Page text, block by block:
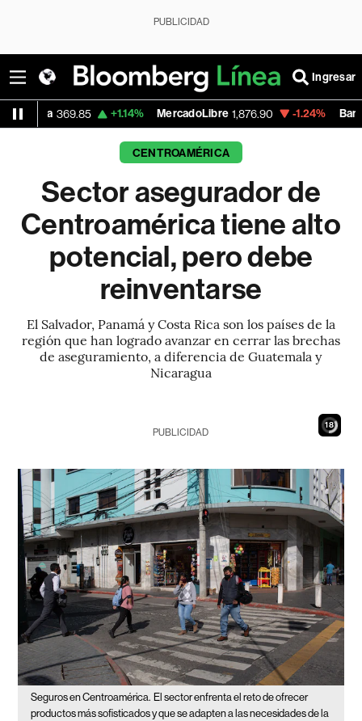
PUBLICIDAD
Ingresar
+1.14% MercadoLibre 1,876.90 -1.24% Banco de Bogota
CENTROAMÉRICA
Sector asegurador de
Centroamérica tiene alto
potencial, pero debe
reinventarse
El Salvador, Panamá y Costa Rica son los países de la
región que han logrado avanzar en cerrar las brechas
de aseguramiento, a diferencia de Guatemala y
Nicaragua
16
PUBLICIDAD
Seguros en Centroamérica. El sector enfrenta el reto de ofrecer
productos más sofisticados y que se adapten a las necesidades de la